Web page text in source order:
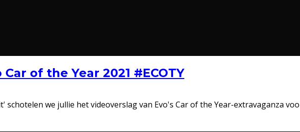
of the Year 2021 #ECOTY
we jullie het videoverslag van Evo's Car of the Year-extravaganza